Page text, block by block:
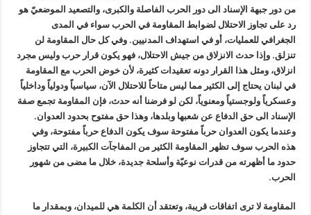
من دور جبهة الإسناد الى دور الحرب الفاصلة والكبرى، والتصعيد الموضعيّ هو
رد على تجاوز الاحتلال لضوابط المقاومة في الحرب سواء في المدى
الجغرافي للعمليات، أو في استهداف المدنيين. وفي كل حال المقاومة لن
تنزلق. وإذا حدث الانزلاق من جيش الاحتلال، فهو يكون قرار حرب وليس مجرد
انزلاق، ومثل هذا القرار دونه تعقيدات كثيرة، لأن خوض الحرب مع المقاومة
في لبنان يحتاج إلى الكثير مما ليس متاحاً للاحتلال الآن، سياسياً ودولياً وداخلياً
وعسكرياً ولوجستياً ومعنوياً، لكن لو فرضنا أنه حدث، فإن المقاومة تجمع صفة
الإسناد الى حق الدفاع عن شعبها وبلدها، وهذا حق مفتوح بحدود العدوان.
وعندما يكون العدوان حرباً مفتوحة سوف يكون الدفاع حرباً مفتوحة، وفي
هذه الحرب سوف تظهر المقاومة الكثير من المفاجآت الكبيرة، التي تتجاوز
حدود ما أظهرته من قدرات نوعيّة وأسلحة جديدة، خلال ما مضى من شهور
الحرب.
المقاومة لا ترى اتفاقات قريبة، وتعتقد أن الكلمة هي للميدان، وبمقدار ما